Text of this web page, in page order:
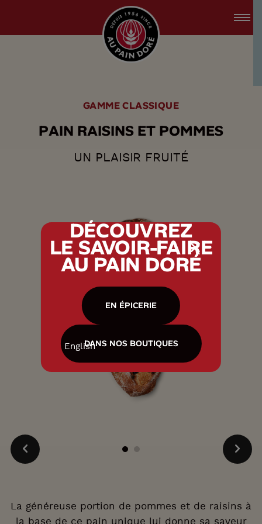
accessibility.skipToMain
GAMME CLASSIQUE
PAIN RAISINS ET POMMES
UN PLAISIR FRUITÉ
La généreuse portion de pommes et de raisins à
DÉCOUVREZ
LE SAVOIR-FAIRE
AU PAIN DORÉ
EN ÉPICERIE
DANS NOS BOUTIQUES
English